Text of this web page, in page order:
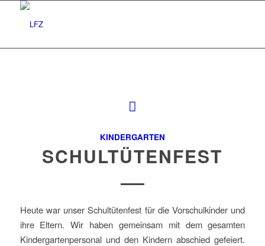
KINDERGARTEN
SCHULTÜTENFEST
Heute war unser Schultütenfest für die Vorschulkinder und
ihre Eltern. Wir haben gemeinsam mit dem gesamten
Kindergartenpersonal und den Kindern abschied gefeiert.